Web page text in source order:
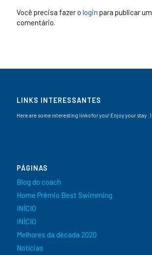
Você precisa fazer o login para publicar um
comentário.
LINKS INTERESSANTES
Here are some interesting links for you! Enjoy your stay :)
PÁGINAS
Blog do coach
Home Prêmio Best Swimming
INÍCIO
INÍCIO
Melhores da década 2020
Notícias